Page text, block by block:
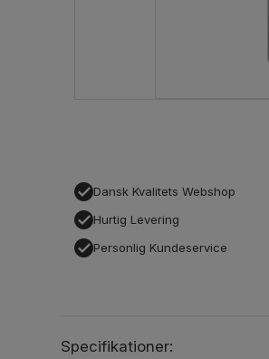
Dansk Kvalitets Webshop
Hurtig Levering
Personlig Kundeservice
Specifikationer: